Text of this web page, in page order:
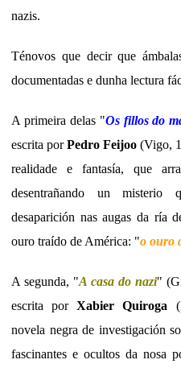
nazis.
Ténovos que decir que
documentadas e dunha lectura
A primeira delas "Os fillos do
escrita porPedro Feijoo (Vigo,
realidade e fantasía, que
desentrañando un
desaparición nas augas da ría
ouro traído de América: "o ouro
A segunda, "A casa do nazi"
escrita porXabier Quiroga
novela negra de investigación
fascinantes e ocultos da nosa